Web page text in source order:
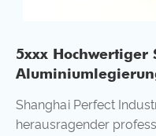
5xxx Hochwertiger
Shanghai Perfect
herausragender